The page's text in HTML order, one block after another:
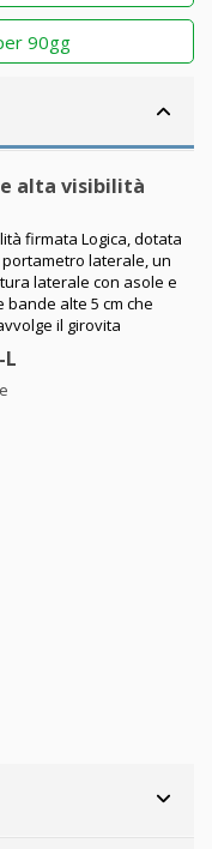
90gg
alta visibilità
firmata Logica, dotata
laterale, un
laterale con asole e
alte 5 cm che
il girovita
L